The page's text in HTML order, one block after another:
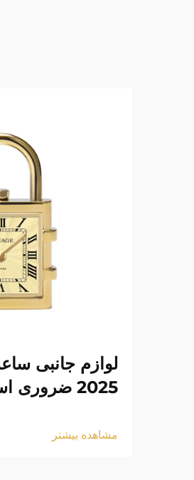
لوازم جانبی
2025 ضروری است
مشاهده بیشتر